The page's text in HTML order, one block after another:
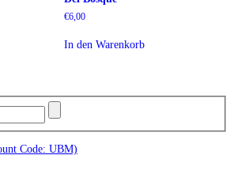
€6,00
In den Warenkorb
Code: UBM)